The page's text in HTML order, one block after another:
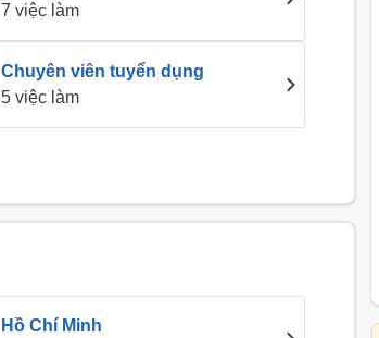
7 việc làm
Chuyên viên tuyển dụng
5 việc làm
Hồ Chí Minh